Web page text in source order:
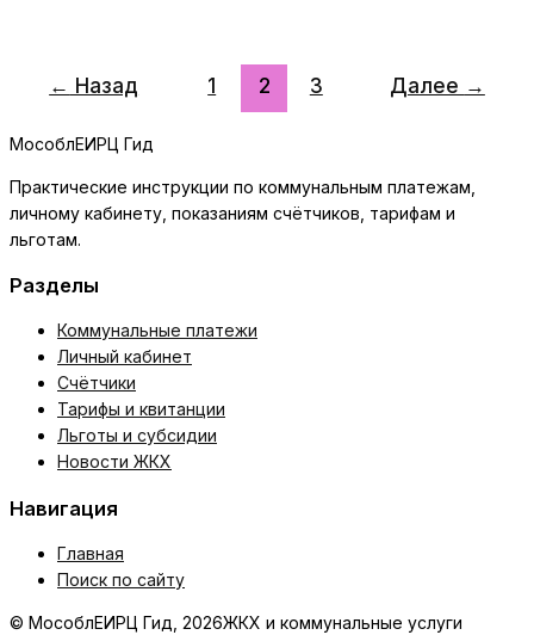
МособлЕИРЦ:
найти
скачать
← Назад 1 2 3 Далее →
МособлЕИРЦ Гид
Практические инструкции по коммунальным платежам,
личному кабинету, показаниям счётчиков, тарифам и
льготам.
Разделы
Коммунальные платежи
Личный кабинет
Счётчики
Тарифы и квитанции
Льготы и субсидии
Новости ЖКХ
Навигация
Главная
Поиск по сайту
© МособлЕИРЦ Гид, 2026ЖКХ и коммунальные услуги